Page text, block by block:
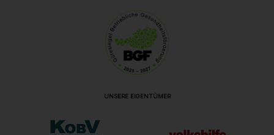
UNSERE EIGENTÜMER